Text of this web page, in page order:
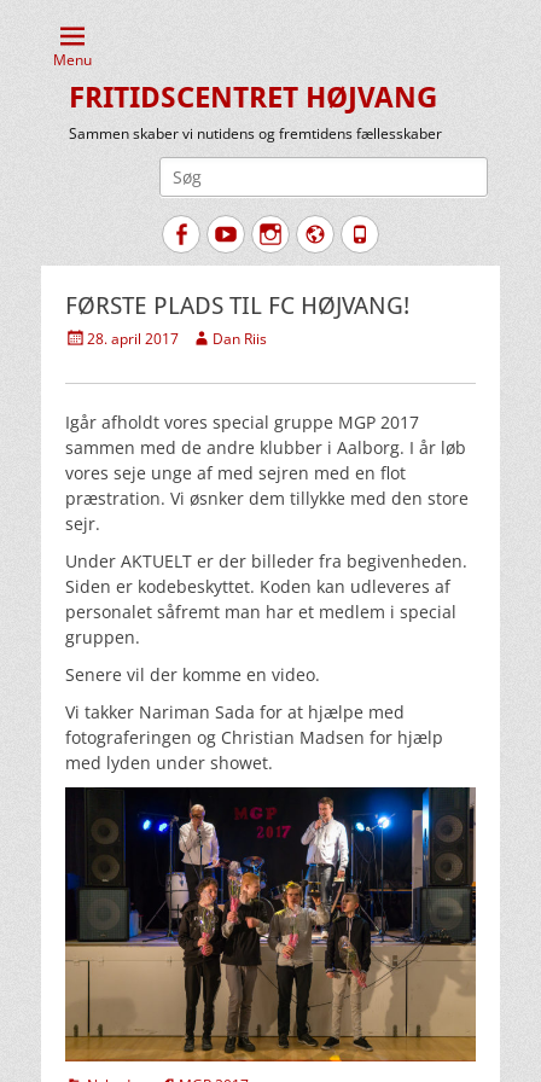
Menu
FRITIDSCENTRET HØJVANG
Sammen skaber vi nutidens og fremtidens fællesskaber
FacebookYouTubeInstagram
Website
Tlf.
FØRSTE PLADS TIL FC HØJVANG!
Udgivet
28. april 2017 Forfatter
Dan Riis
Igår afholdt vores special gruppe MGP 2017
sammen med de andre klubber i Aalborg. I år løb
vores seje unge af med sejren med en flot
præstration. Vi øsnker dem tillykke med den store
sejr.
Under AKTUELT er der billeder fra begivenheden.
Siden er kodebeskyttet. Koden kan udleveres af
personalet såfremt man har et medlem i special
gruppen.
Senere vil der komme en video.
Vi takker Nariman Sada for at hjælpe med
fotograferingen og Christian Madsen for hjælp
med lyden under showet.